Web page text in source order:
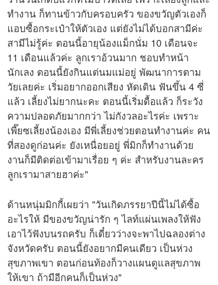
ทำงาน ก็ทานข้าวกับครอบครัว ของขวัญตัวเองก็
แอบซื้อกระเป๋าให้ตัวเอง แต่ยังไม่ได้บอกสามีค่ะ
สามีไม่รู้ค่ะ ตอนนี้อายุน้องแม็กนั่ม 10 เดือนจะ
11 เดือนแล้วค่ะ ลูกเราอ้วนมาก ชอบทำหน้า
นักเลง ตอนนี้ยังกินแต่นมแม่อยู่ พัฒนาการตาม
วัยเลยค่ะ เริ่มอยากออกเสียง หัดเดิน ฟันขึ้น 4 ซี่
แล้ว เลี้ยงไม่ยากนะคะ ตอนนี้เริ่มดื้อแล้ว ก็ระวัง
ความปลอดภัยมากกว่า ไม่กังวลอะไรค่ะ เพราะ
เพี๊ยซเลี้ยงน้องเอง มีพี่เลี้ยงช่วยตอนทำงานค่ะ คน
ที่สองดูก่อนค่ะ ยังเหนื่อยอยู่ พี่มิกก็ทำงานด้วย
งานก็มีติดต่อเข้ามาเรื่อย ๆ ค่ะ สำหรับงานละคร
ลูกเรามาสายฮาค่ะ"
ด้านหนุ่มมิกกี้เผยว่า "วันเกิดภรรยาปีนี้ไม่ได้ซื้อ
อะไรให้ มีของขวัญน่ารัก ๆ ไลท์แผ่นเพลงให้ฟัง
เอาไว้ฟังบนรถครับ ก็เดี๋ยวว่างจะพาไปฉลองต่าง
จังหวัดครับ ตอนนี้ยังอยากมีคนเดียว เป็นห่วง
สุขภาพเขา ตอนก่อนท้องก็วางแผนดูแลสุขภาพ
ให้เขา ถ้ามีอีกคนก็เป็นห่วง"